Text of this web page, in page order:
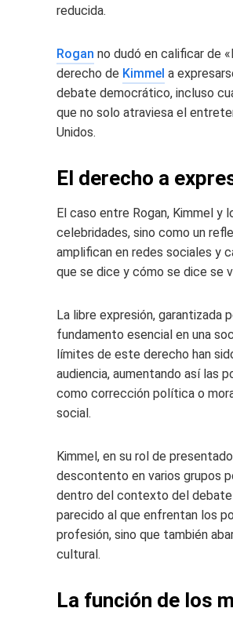
reducida.
Rogan no dudó en calificar de
derecho de Kimmel a
debate democrático, incluso
que no solo atraviesa el
Unidos.
El derecho a
El caso entre Rogan, Kimmel
celebridades, sino como un
amplifican en redes sociales y
que se dice y cómo se dice se
La libre expresión, garantizada
fundamento esencial en una
límites de este derecho han
audiencia, aumentando así las
como corrección política o
social.
Kimmel, en su rol de
descontento en varios grupos
dentro del contexto del debate
parecido al que enfrentan los
profesión, sino que también
cultural.
La función de los